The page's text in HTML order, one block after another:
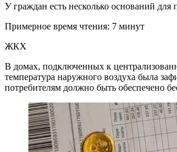
У граждан есть несколько оснований
Примерное время чтения: 7 минут
ЖКХ
В домах, подключенных к
температура наружного воздуха была
потребителям должно быть обеспечено